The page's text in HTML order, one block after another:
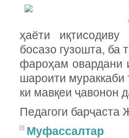
ҳаёти
босазо гузошта, ба
фароҳам овардани
шароити мураккаби
ки мавқеи ҷавонон
Педагоги
Муфассалтар